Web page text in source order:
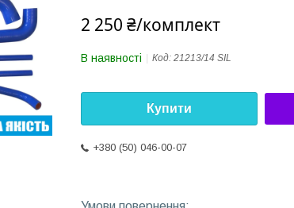
2 250 ₴/комплект
В наявності Код: 21213/14 SIL
Купити
+380 (50) 046-00-07